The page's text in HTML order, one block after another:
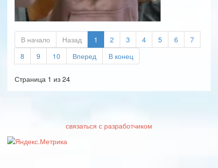
В начало Назад 1 2 3 4 5 6
7
8
9 10 Вперед В конец
Страница 1 из 24
связаться с разработчиком